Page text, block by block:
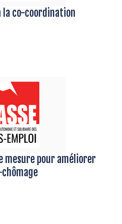
la co-coordination
mesure pour améliorer
chômage